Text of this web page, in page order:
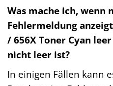
Was mache ich, wenn
Fehlermeldung
/ 656X Toner Cyan
nicht leer ist?
In einigen Fällen kann